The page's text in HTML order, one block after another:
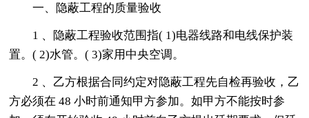
一、隐蔽工程的质量验收
1 、隐蔽工程验收范围指( 1)电器线路和电线保护装
置。( 2)水管。( 3)家用中央空调。
2 、乙方根据合同约定对隐蔽工程先自检再验收，乙
方必须在 48 小时前通知甲方参加。如甲方不能按时参